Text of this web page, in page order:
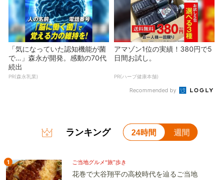
「気になっていた認知機能が菌
で…」森永が開発。感動の70代
続出
PR(森永乳業)
アマゾン1位の実績！380円で5
日間お試し。
PR(ハーブ健康本舗)
Recommended by
ランキング 24時間 週間
1 ご当地グルメ“旅”歩き
花巻で大谷翔平の高校時代を辿るご当地